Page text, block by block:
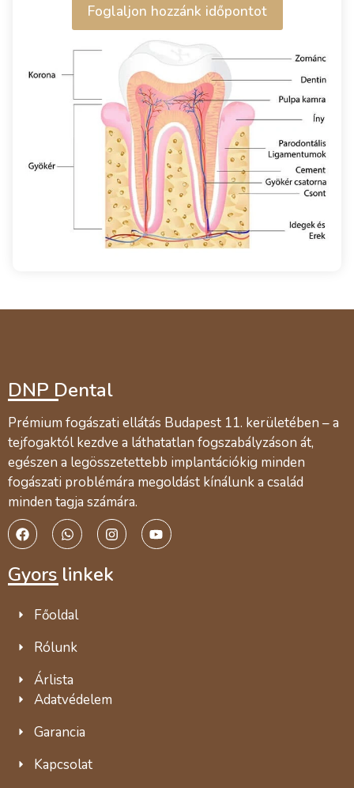
Foglaljon hozzánk időpontot
DNP Dental
Prémium fogászati ellátás Budapest 11. kerületében – a
tejfogaktól kezdve a láthatatlan fogszabályzáson át,
egészen a legösszetettebb implantációkig minden
fogászati problémára megoldást kínálunk a család
minden tagja számára.
Gyors linkek
Főoldal
Rólunk
Árlista
Adatvédelem
Garancia
Kapcsolat